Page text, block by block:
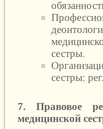
сестры.
сестры:
7. Правовое
медицинской